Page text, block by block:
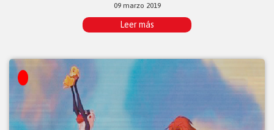
09 marzo 2019
Leer más